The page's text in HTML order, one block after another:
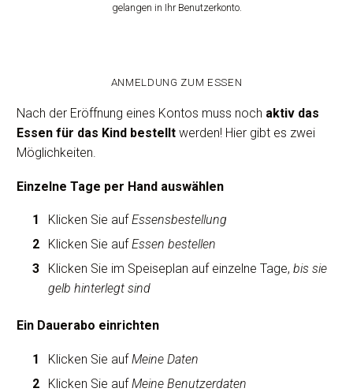
gelangen in Ihr Benutzerkonto.
ANMELDUNG ZUM ESSEN
Nach der Eröffnung eines Kontos muss noch aktiv das
Essen für das Kind bestellt werden! Hier gibt es zwei
Möglichkeiten.
Einzelne Tage per Hand auswählen
Klicken Sie auf Essensbestellung
Klicken Sie auf Essen bestellen
Klicken Sie im Speiseplan auf einzelne Tage, bis sie
gelb hinterlegt sind
Ein Dauerabo einrichten
Klicken Sie aufMeine Daten
Klicken Sie aufMeine Benutzerdaten